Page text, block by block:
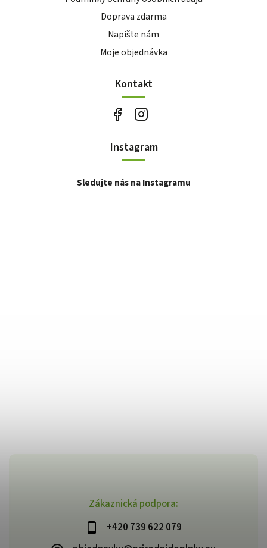
Zákaznická podpora:
+420 739 622 079
Doprava zdarma
Napište nám
Moje objednávka
Kontakt
Instagram
Sledujte nás na Instagramu